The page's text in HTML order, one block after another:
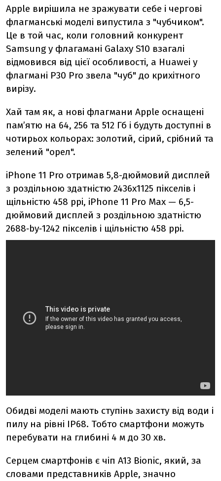
Apple вирішила не зражувати себе і чергові
флагманські моделі випустила з "чубчиком".
Це в той час, коли головний конкурент
Samsung у флагамані Galaxy S10 взагалі
відмовився від цієї особливості, а Huawei у
флагмані P30 Pro звела "чуб" до крихітного
вирізу.
Хай там як, а нові флагмани Apple оснащені
пам’ятю на 64, 256 та 512 Гб і будуть доступні в
чотирьох кольорах: золотий, сірий, срібний та
зелений "орел".
iPhone 11 Pro отримав 5,8-дюймовий дисплей
з роздільною здатністю 2436х1125 пікселів і
щільністю 458 ppi, iPhone 11 Pro Mах — 6,5-
дюймовий дисплей з роздільною здатністю
2688‑by‑1242 пікселів і щільністю 458 ppi.
Обидві моделі мають ступінь захисту від води і
пилу на рівні IP68. Тобто смартфони можуть
перебувати на глибині 4 м до 30 хв.
Серцем смартфонів є чіп A13 Bionic, який, за
словами представників Apple, значно